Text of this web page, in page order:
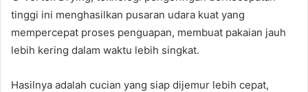
tinggi ini menghasilkan pusaran udara kuat yang
mempercepat proses penguapan, membuat pakaian jauh
lebih kering dalam waktu lebih singkat.
Hasilnya adalah cucian yang siap dijemur lebih cepat,